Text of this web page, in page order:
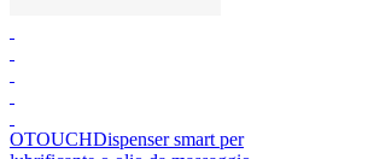
OTOUCHDispenser smart per